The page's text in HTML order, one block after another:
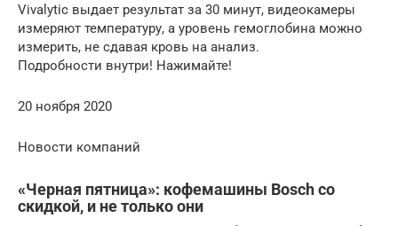
Vivalytic выдает результат за 30 минут, видеокамеры
измеряют температуру, а уровень гемоглобина можно
измерить, не сдавая кровь на анализ.
Подробности внутри! Нажимайте!
20 ноября 2020
Новости компаний
«Черная пятница»: кофемашины Bosch cо
скидкой, и не только они